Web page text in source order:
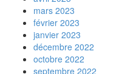
mars 2023
février 2023
janvier 2023
décembre 2022
octobre 2022
septembre 2022